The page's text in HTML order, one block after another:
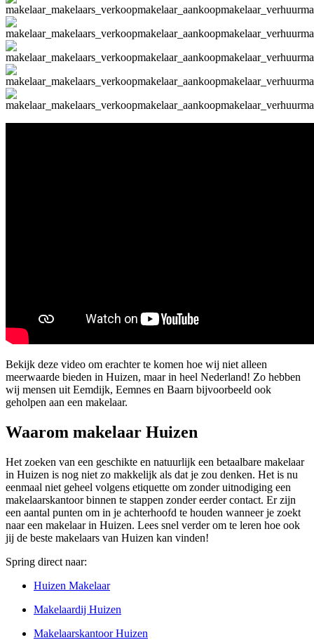
Bekijk deze video om erachter te komen hoe wij niet alleen
meerwaarde bieden in Huizen, maar in heel Nederland! Zo hebben
wij mensen uit Eemdijk, Eemnes en Baarn bijvoorbeeld ook
geholpen aan een makelaar.
Waarom makelaar Huizen
Het zoeken van een geschikte en natuurlijk een betaalbare makelaar
in Huizen is nog niet zo makkelijk als dat je zou denken. Het is nu
eenmaal niet geheel volgens etiquette om zonder uitnodiging een
makelaarskantoor binnen te stappen zonder eerder contact. Er zijn
een aantal punten om in je achterhoofd te houden wanneer je zoekt
naar een makelaar in Huizen. Lees snel verder om te leren hoe ook
jij de beste makelaars van Huizen kan vinden!
Spring direct naar:
Huizen Makelaar
Makelaardij Huizen
Makelaarskantoor Huizen